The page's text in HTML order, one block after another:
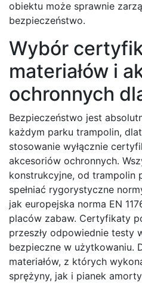
obiektu może sprawnie
bezpieczeństwo.
Wybór
materiałów i
ochronnych
Bezpieczeństwo jest
każdym parku trampolin,
stosowanie wyłącznie
akcesoriów ochronnych.
konstrukcyjne, od trampolin
spełniać rygorystyczne
jak europejska norma EN
placów zabaw. Certyfikaty
przeszły odpowiednie testy
bezpieczne w użytkowaniu.
materiałów, z których
sprężyny, jak i pianek